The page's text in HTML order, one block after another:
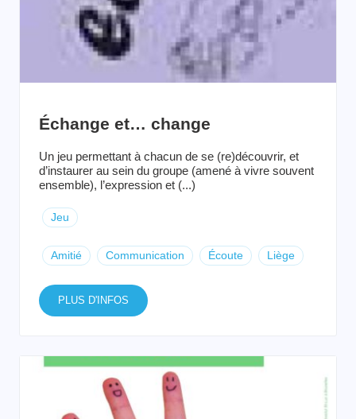
Échange et… change
Un jeu permettant à chacun de se (re)découvrir, et
d’instaurer au sein du groupe (amené à vivre souvent
ensemble), l’expression et (...)
Jeu
Amitié Communication Écoute Liège
PLUS D'INFOS